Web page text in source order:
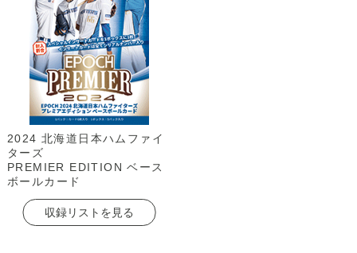
2024 北海道日本ハムファイ
ターズ
PREMIER EDITION ベース
ボールカード
収録リストを見る